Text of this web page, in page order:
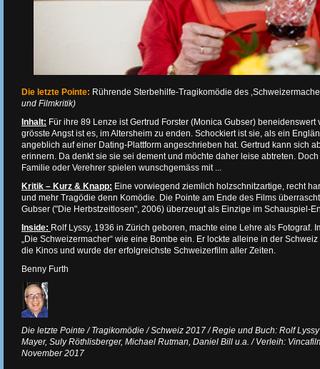
Die letzte Pointe: Rührende Sterbehilfe-Tragikomödie des
und Filmkritik)
Inhalt: Für ihre 89 Lenze ist Gertrud Forster (Monica Gubser)
grösste Angst ist es, im Altersheim zu enden. Schockiert ist sie, als ein
angeblich auf einer Dating-Plattform angeschrieben hat. Gertrud kann sich
erinnern. Da denkt sie sie sei dement und möchte daher leise abtreten.
Familie oder Verehrer spielen wunschgemäss mit ...
Kritik – Kurz & Knapp: Eine vorwiegend ziemlich holzschnitzartige, recht
und mehr Tragödie denn Komödie. Die Pointe am Ende des Films
Gubser ("Die Herbstzeitlosen", 2006) überzeugt als Einzige im Schauspiel-
Inside: Rolf Lyssy, 1936 in Zürich geboren, machte eine Lehre als Fotograf.
„Die Schweizermacher“ wie eine Bombe ein. Er lockte alleine in der
die Kinos und wurde der erfolgreichste Schweizerfilm aller Zeiten.
Benny Furth
Die letzte Pointe / Tragikomödie / Schweiz 2017 / Regie und Buch: Rolf
Mayer, Suly Röthlisberger, Michael Rutman, Daniel Bill u.a. / Verleih:
November 2017